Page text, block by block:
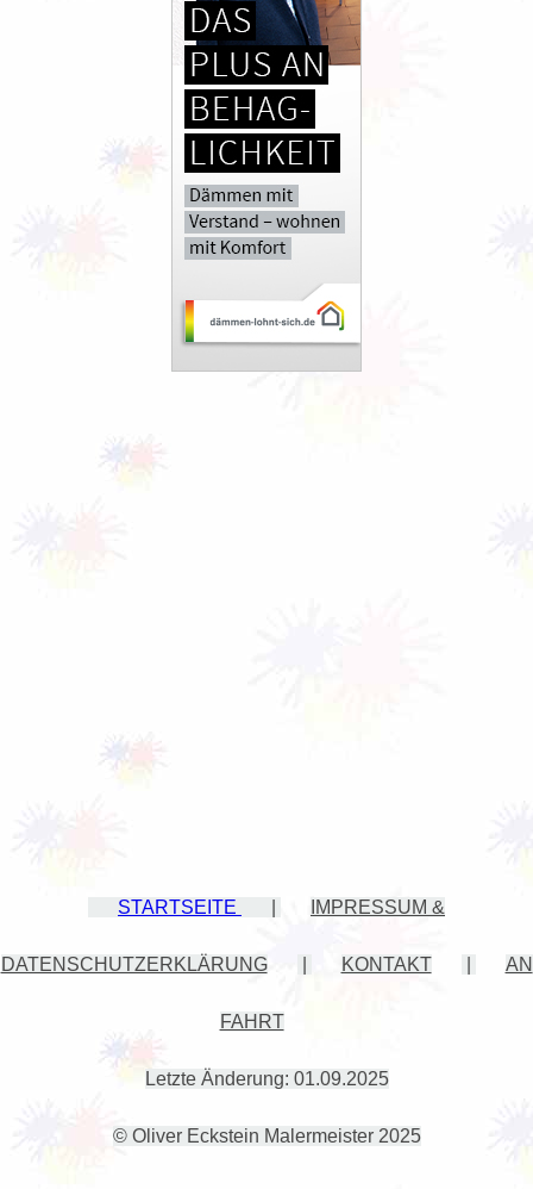
STARTSEITE IMPRESSUM &
DATENSCHUTZERKLÄRUNG KONTAKT AN
FAHRT
Letzte Änderung: 01.09.2025
© Oliver Eckstein Malermeister 2025